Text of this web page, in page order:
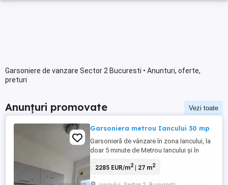
Garsoniere de vanzare Sector 2 Bucuresti • Anunturi, oferte,
preturi
Anunțuri promovate Vezi toate
Garsoniera metrou Iancului 30 mp
Garsonieră de vânzare în zona Iancului, la
doar 5 minute de Metrou Iancului și în
Hasdeu”. 30 mp, etaj 9/10, bloc reabilitat
2285 EUR/m2| 27 m2